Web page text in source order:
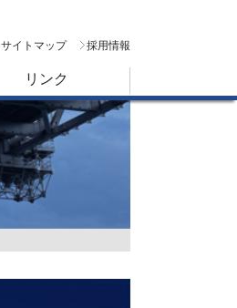
サイトマップ 採用情報
リンク